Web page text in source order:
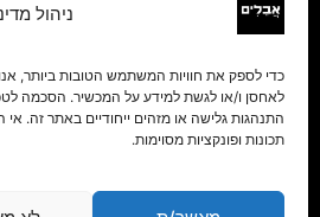
ניהול
לאחסן ו/או לגשת למידע על המכשיר. הסכמה
התנהגות גלישה או מזהים ייחודיים באתר זה.
תכונות ופונקציות מסוימות.